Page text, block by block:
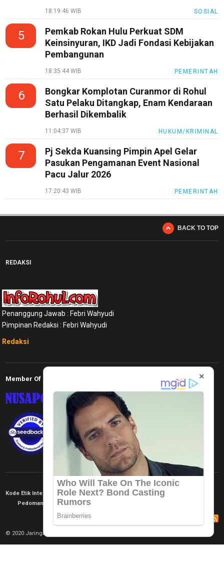
18:19:46 WIB SOSIAL
5
Pemkab Rokan Hulu Perkuat SDM
Keinsinyuran, IKD Jadi Fondasi Kebijakan
Pembangunan
18:35:44 WIB PEMERINTAH
6
Bongkar Komplotan Curanmor di Rohul
Satu Pelaku Ditangkap, Enam Kendaraan
Berhasil Dikembalik
11:04:37 WIB HUKUM/KRIMINAL
7
Pj Sekda Kuansing Pimpin Apel Gelar
Pasukan Pengamanan Event Nasional
Pacu Jalur 2026
17:20:43 WIB PEMERINTAH
BACK TO TOP
REDAKSI
Penanggung Jawab : Febri Wahyudi
Pimpinan Redaksi : Febri Wahyudi
Redaksi
Member Of
Kode Etik Internal KEJ Disclaimer
Tentang Kami
Pedoman Media Siber
Redaksi
© 2020 Jaringan Informasi. All rights reserved.
×